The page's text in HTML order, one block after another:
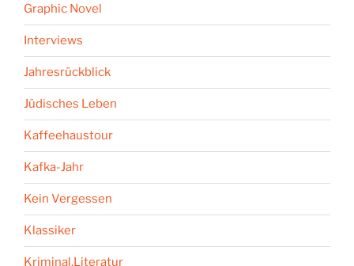
Graphic Novel
Interviews
Jahresrückblick
Jüdisches Leben
Kaffeehaustour
Kafka-Jahr
Kein Vergessen
Klassiker
Kriminal.Literatur